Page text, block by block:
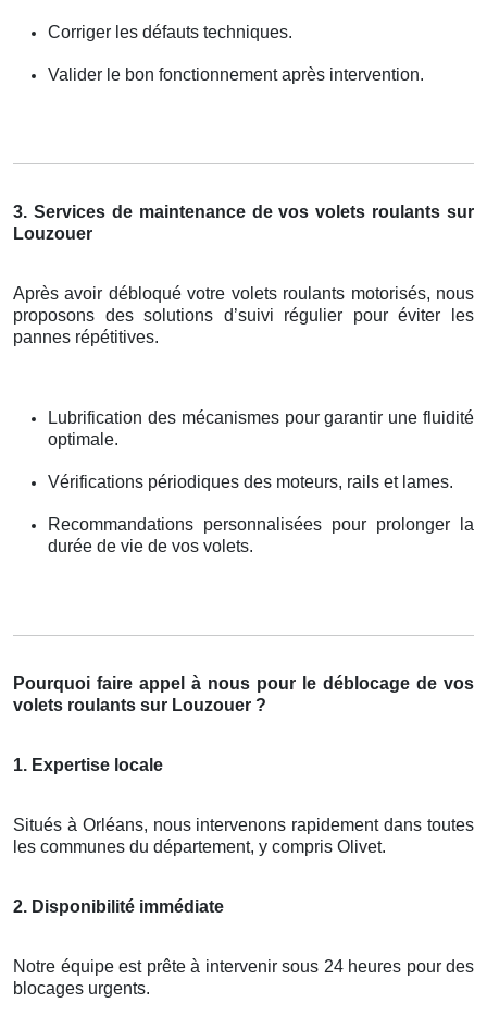
Corriger les défauts techniques.
Valider le bon fonctionnement après intervention.
3. Services de maintenance de vos volets roulants sur
Louzouer
Après avoir débloqué votre volets roulants motorisés, nous
proposons des solutions d’suivi régulier pour éviter les
pannes répétitives.
Lubrification des mécanismes pour garantir une fluidité
optimale.
Vérifications périodiques des moteurs, rails et lames.
Recommandations personnalisées pour prolonger la
durée de vie de vos volets.
Pourquoi faire appel à nous pour le déblocage de vos
volets roulants sur Louzouer ?
1. Expertise locale
Situés à Orléans, nous intervenons rapidement dans toutes
les communes du département, y compris Olivet.
2. Disponibilité immédiate
Notre équipe est prête à intervenir sous 24 heures pour des
blocages urgents.